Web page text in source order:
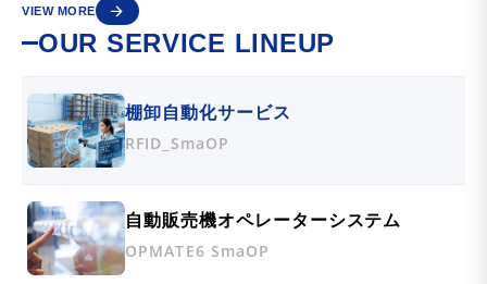
VIEW MORE
OUR SERVICE LINEUP
棚卸自動化サービス
RFID_SmaOP
自動販売機オペレーターシステム
OPMATE6 SmaOP